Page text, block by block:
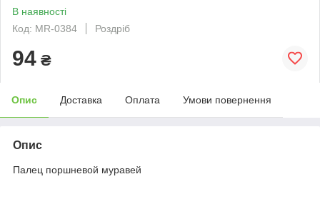
В наявності
Код: MR-0384
Роздріб
94 ₴
Опис Доставка Оплата Умови повернення
Опис
Палец поршневой муравей